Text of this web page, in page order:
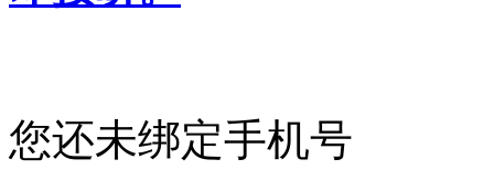
您还未绑定手机号